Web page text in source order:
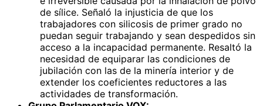
de sílice. Señaló la injusticia de que los
trabajadores con silicosis de primer grado no
puedan seguir trabajando y sean despedidos sin
acceso a la incapacidad permanente. Resaltó la
necesidad de equiparar las condiciones de
jubilación con las de la minería interior y de
extender los coeficientes reductores a las
actividades de transformación.